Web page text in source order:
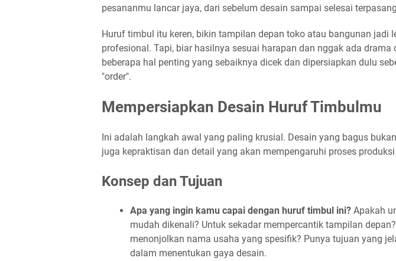
pesananmu lancar jaya, dari sebelum desain sampai selesai
Huruf timbul itu keren, bikin tampilan depan toko atau bangunan jadi
profesional. Tapi, biar hasilnya sesuai harapan dan nggak ada drama
beberapa hal penting yang sebaiknya dicek dan dipersiapkan dulu
"order".
Mempersiapkan Desain Huruf Timbulmu
Ini adalah langkah awal yang paling krusial. Desain yang bagus
juga kepraktisan dan detail yang akan mempengaruhi proses
Konsep dan Tujuan
Apa yang ingin kamu capai dengan huruf timbul ini? Apakah
mudah dikenali? Untuk sekadar mempercantik tampilan
menonjolkan nama usaha yang spesifik? Punya tujuan yang
dalam menentukan gaya desain.